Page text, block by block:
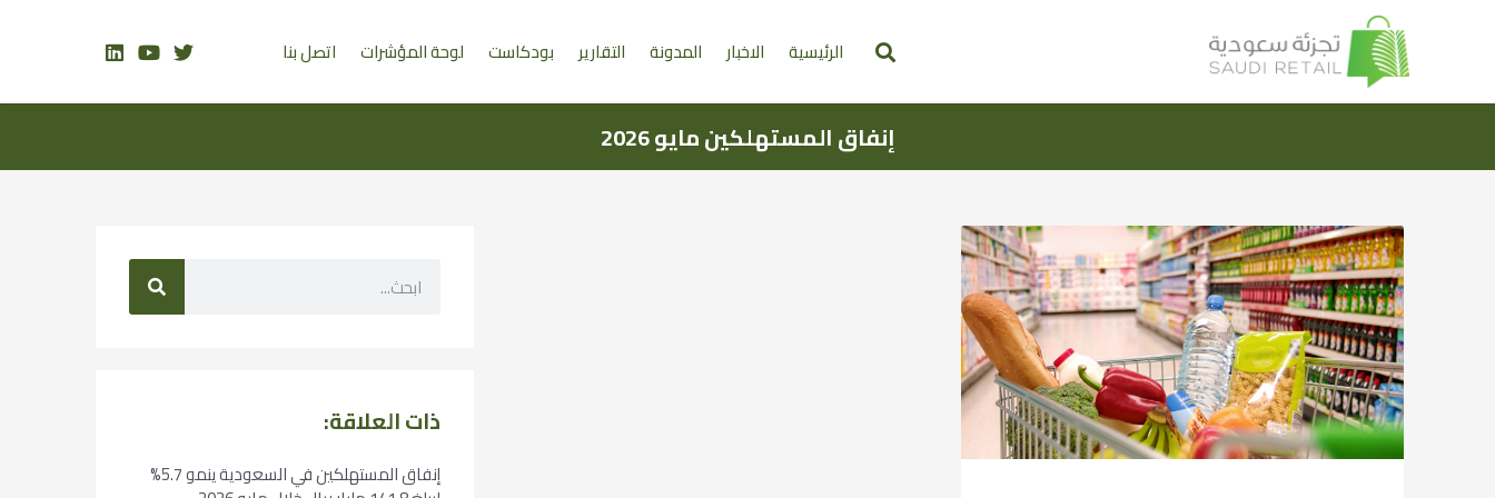
الرئيسية الاخبار المدونة التقارير بودكاست لوحة المؤشرات اتصل بنا
إنفاق المستهلكين مايو 2026
ذات العلاقة:
إنفاق المستهلكين في السعودية ينمو 5.7%